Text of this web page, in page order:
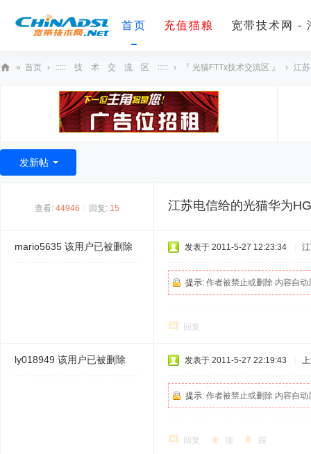
首页 充值猫粮 宽带技术网 -
术
» 首页 › ::::: 技 术 交 流 区 ::::: › 『 光猫FTTx技术交流区 』 › 江
发新帖
查看: 44946 回复: 15 江苏电信给的光猫华为
mario5635 该用户已被删除 发表于 2011-5-27 12:23:34
提示: 作者被禁止或删除 内容自动
回复
ly018949 该用户已被删除 发表于 2011-5-27 22:19:43
提示: 作者被禁止或删除 内容自动
回复 顶 踩